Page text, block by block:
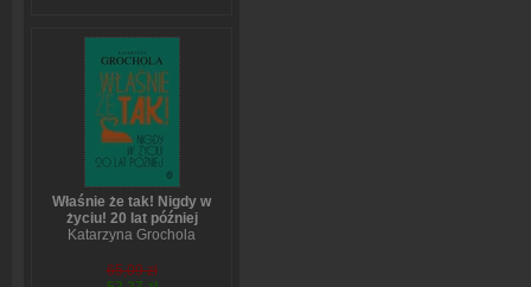
Właśnie że tak! Nigdy w
życiu! 20 lat później
Katarzyna Grochola
65,09 zł